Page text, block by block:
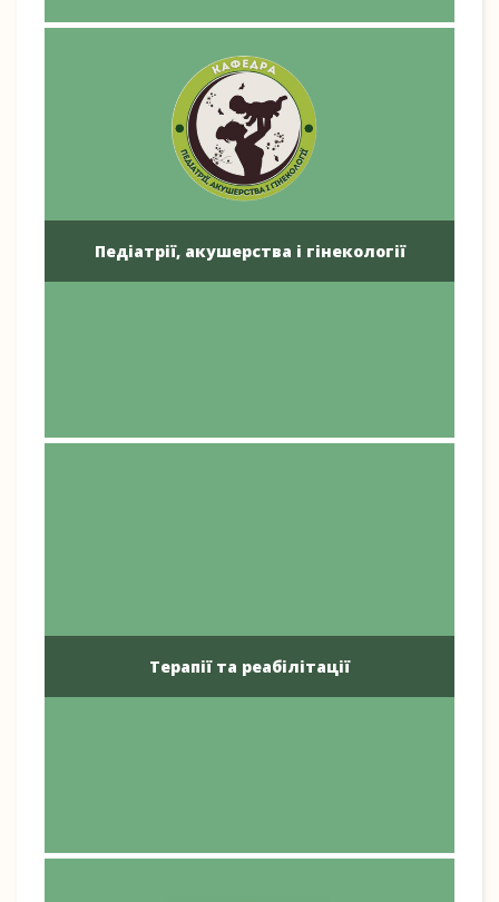
Педіатрії, акушерства і гінекології
Терапії та реабілітації